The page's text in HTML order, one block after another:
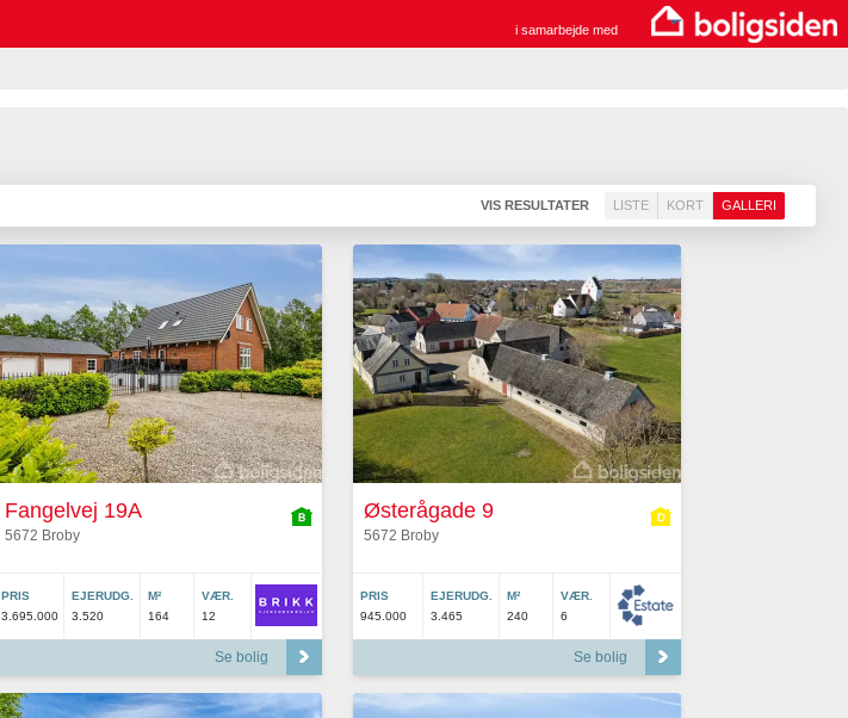
i samarbejde med
VIS RESULTATER LISTE KORT GALLERI
Fangelvej 19A
5672 Broby
PRIS
3.695.000
EJERUDG.
3.520
M²
164
VÆR.
12
Se bolig
Østerågade 9
5672 Broby
PRIS
945.000
EJERUDG.
3.465
M²
240
VÆR.
6
Se bolig